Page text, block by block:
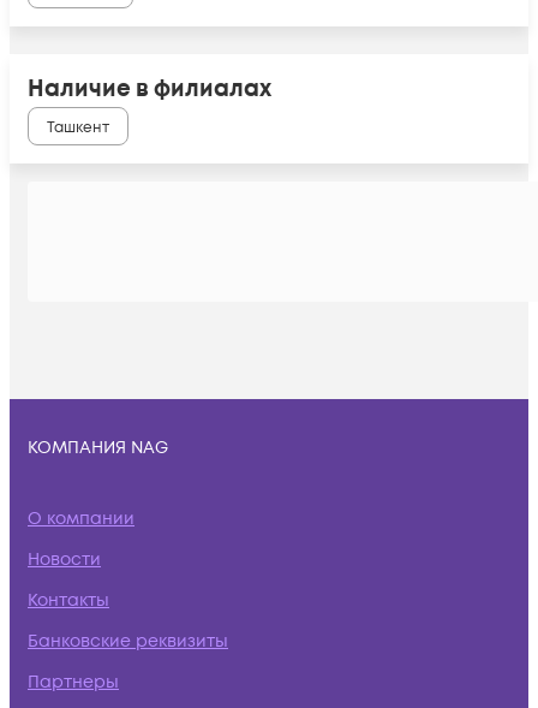
Наличие в филиалах
Ташкент
КОМПАНИЯ NAG
О компании
Новости
Контакты
Банковские реквизиты
Партнеры